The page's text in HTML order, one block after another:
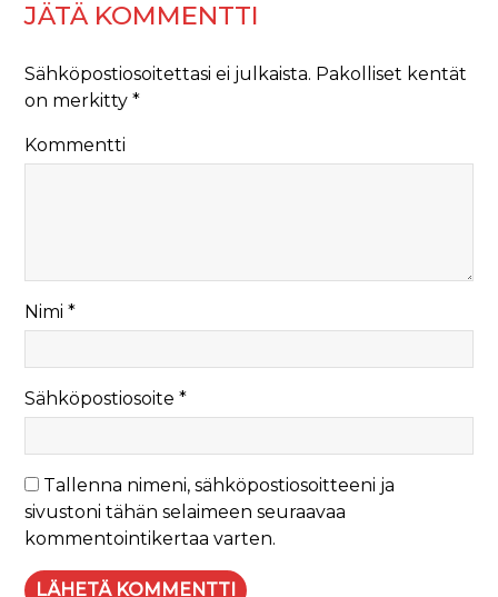
JÄTÄ KOMMENTTI
Sähköpostiosoitettasi ei julkaista. Pakolliset kentät
on merkitty*
Kommentti
Nimi*
Sähköpostiosoite*
Tallenna nimeni, sähköpostiosoitteeni ja
sivustoni tähän selaimeen seuraavaa
kommentointikertaa varten.